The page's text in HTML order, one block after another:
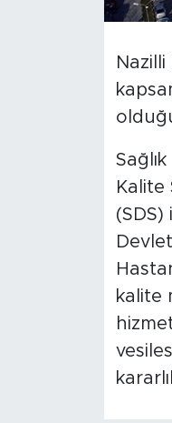
Kalite
(SDS)
kalite